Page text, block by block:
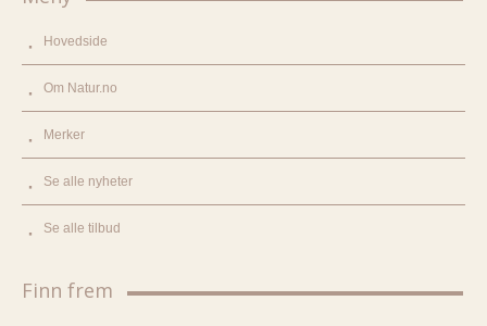
Hovedside
Om Natur.no
Merker
Se alle nyheter
Se alle tilbud
Finn frem